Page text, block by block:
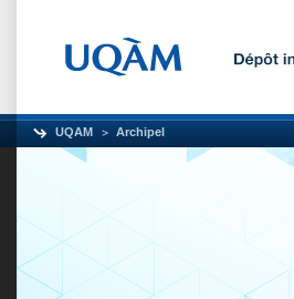
UQAM Archipel